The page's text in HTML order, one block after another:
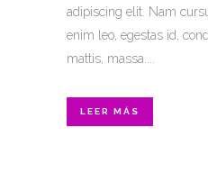
adipiscing elit. Nam
enim leo, egestas id,
mattis, massa....
LEER MÁS